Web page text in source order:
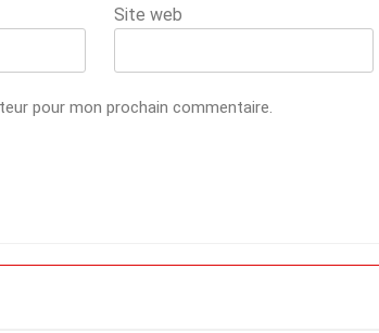
Site web
pour mon prochain commentaire.